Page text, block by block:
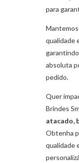
para
Mantemos
qualidade
absoluta
pedido.
Quer
Brindes
atacado,
Obtenha
qualidade